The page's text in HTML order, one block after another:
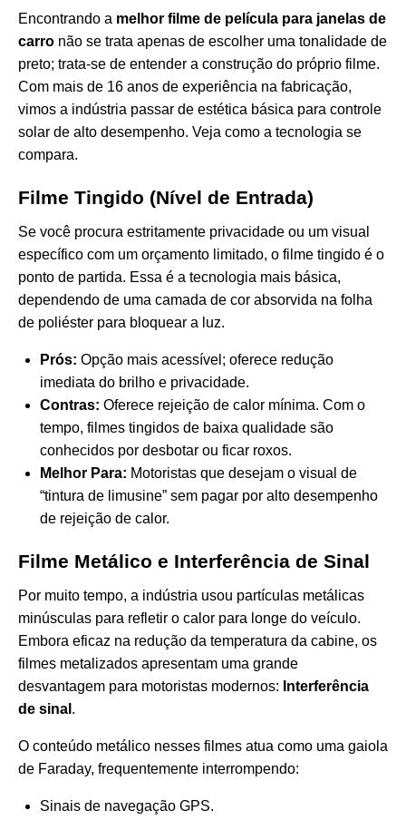
Encontrando a melhor filme de película para janelas de
carro não se trata apenas de escolher uma tonalidade de
preto; trata-se de entender a construção do próprio filme.
Com mais de 16 anos de experiência na fabricação,
vimos a indústria passar de estética básica para controle
solar de alto desempenho. Veja como a tecnologia se
compara.
Filme Tingido (Nível de Entrada)
Se você procura estritamente privacidade ou um visual
específico com um orçamento limitado, o filme tingido é o
ponto de partida. Essa é a tecnologia mais básica,
dependendo de uma camada de cor absorvida na folha
de poliéster para bloquear a luz.
Prós: Opção mais acessível; oferece redução
imediata do brilho e privacidade.
Contras: Oferece rejeição de calor mínima. Com o
tempo, filmes tingidos de baixa qualidade são
conhecidos por desbotar ou ficar roxos.
Melhor Para: Motoristas que desejam o visual de
“tintura de limusine” sem pagar por alto desempenho
de rejeição de calor.
Filme Metálico e Interferência de Sinal
Por muito tempo, a indústria usou partículas metálicas
minúsculas para refletir o calor para longe do veículo.
Embora eficaz na redução da temperatura da cabine, os
filmes metalizados apresentam uma grande
desvantagem para motoristas modernos: Interferência
de sinal .
O conteúdo metálico nesses filmes atua como uma gaiola
de Faraday, frequentemente interrompendo:
Sinais de navegação GPS.